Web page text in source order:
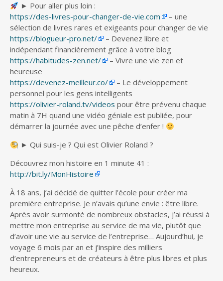
► Pour aller plus loin :
https://des-livres-pour-changer-de-vie.com
– une
sélection de livres rares et exigeants pour changer de vie
https://blogueur-pro.net/
– Devenez libre et
indépendant financièrement grâce à votre blog
https://habitudes-zen.net/
– Vivre une vie zen et
heureuse
https://devenez-meilleur.co/
– Le développement
personnel pour les gens intelligents
https://olivier-roland.tv/videos pour être prévenu chaque
matin à 7H quand une vidéo géniale est publiée, pour
démarrer la journée avec une pêche d’enfer !
► Qui suis-je ? Qui est Olivier Roland ?
Découvrez mon histoire en 1 minute 41 :
http://bit.ly/MonHistoire
À 18 ans, j’ai décidé de quitter l’école pour créer ma
première entreprise. Je n’avais qu’une envie : être libre.
Après avoir surmonté de nombreux obstacles, j’ai réussi à
mettre mon entreprise au service de ma vie, plutôt que
d’avoir une vie au service de l’entreprise… Aujourd’hui, je
voyage 6 mois par an et j’inspire des milliers
d’entrepreneurs et de créateurs à être plus libres et plus
heureux.